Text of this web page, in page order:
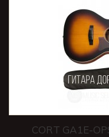
CORT GA1E-